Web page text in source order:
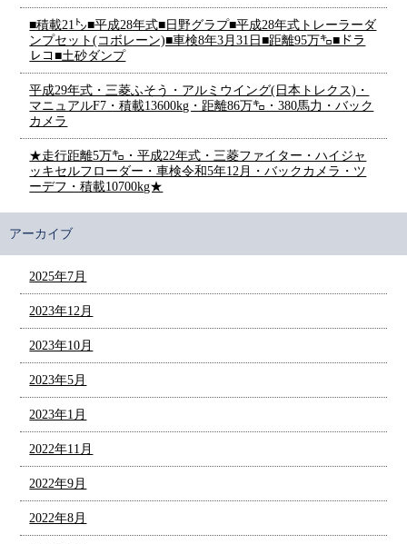
■積載21㌧■平成28年式■日野グラプ■平成28年式トレーラーダ
ンプセット(コボレーン)■車検8年3月31日■距離95万㌔■ドラ
レコ■土砂ダンプ
平成29年式・三菱ふそう・アルミウイング(日本トレクス)・
マニュアルF7・積載13600kg・距離86万㌔・380馬力・バック
カメラ
★走行距離5万㌔・平成22年式・三菱ファイター・ハイジャ
ッキセルフローダー・車検令和5年12月・バックカメラ・ツ
ーデフ・積載10700kg★
アーカイブ
2025年7月
2023年12月
2023年10月
2023年5月
2023年1月
2022年11月
2022年9月
2022年8月